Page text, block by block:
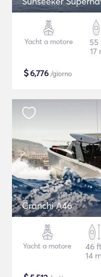
Yacht a motore
55
17
$6,776 /giorno
Cranchi A46
Yacht a motore
46
14 m